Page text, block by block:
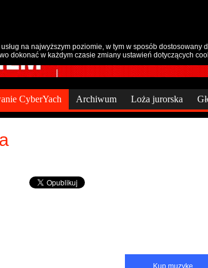
CyberYach Archiwum Loża jurorska
Kup muzykę
na najwyższym poziomie, w tym w sposób
dokonać w każdym czasie zmiany ustawień dotyczących